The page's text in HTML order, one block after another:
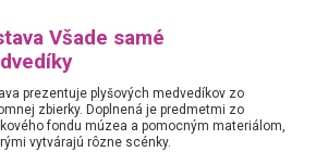
Všade samé
prezentuje plyšových medvedíkov zo
zbierky. Doplnená je predmetmi zo
fondu múzea a pomocným materiálom,
vytvárajú rôzne scénky.